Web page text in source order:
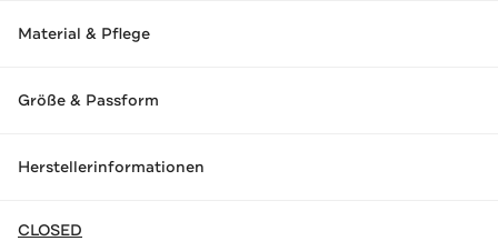
Material & Pflege
Größe & Passform
Herstellerinformationen
CLOSED